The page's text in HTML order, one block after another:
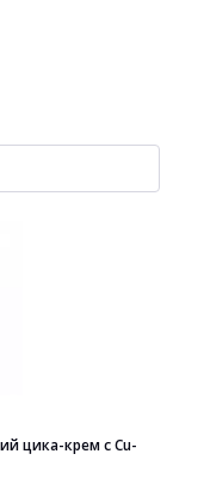
цика-крем с Cu-